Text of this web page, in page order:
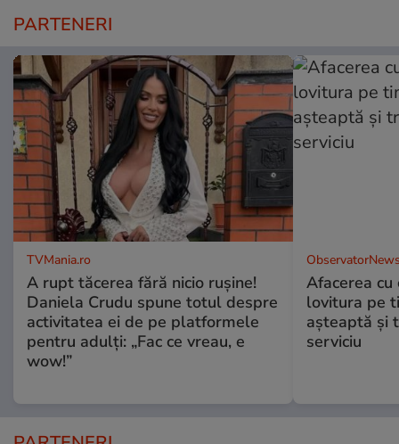
PARTENERI
TVMania.ro
A rupt tăcerea fără nicio rușine!
Daniela Crudu spune totul despre
activitatea ei de pe platformele
pentru adulți: „Fac ce vreau, e
wow!”
Afacerea
lovitura pe
aşteaptă şi
serviciu